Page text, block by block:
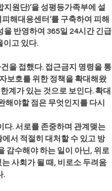
원단)’을 성평등가족부에 설
해대응센터’를 구축하여 피해
을 반영하여 365일 24시간 긴급
이고 있다.
을 접했다. 접근금지 명령을 통
보호를 위한 정책을 확대해왔
계가 있는 것으로 보인다. 확대
해야할 점은 무엇인지를 다시
. 서로를 존중하며 관계맺는
서 적절히 대처할 수 있고 방
감수해야 하는 일이 아닌, 위로
사회가 될 때, 비로소 두려움
.